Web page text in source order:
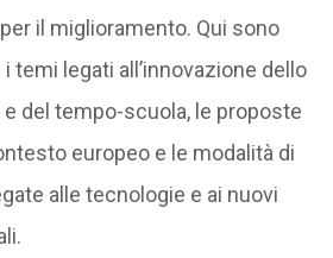
il miglioramento. Qui sono
temi legati all’innovazione dello
del tempo-scuola, le proposte
europeo e le modalità di
alle tecnologie e ai nuovi